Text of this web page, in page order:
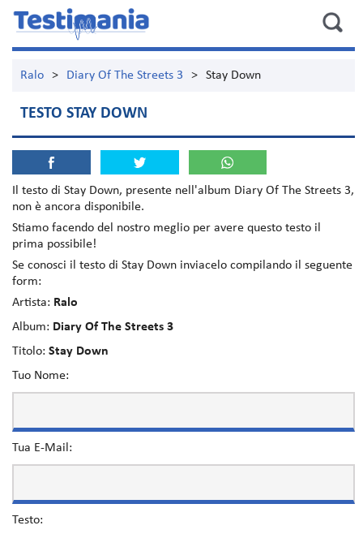
Ralo > Diary Of The Streets 3 > Stay Down
TESTO STAY DOWN
Il testo di Stay Down, presente nell'album Diary Of The Streets 3,
non è ancora disponibile.
Stiamo facendo del nostro meglio per avere questo testo il
prima possibile!
Se conosci il testo di Stay Down inviacelo compilando il seguente
form:
Artista: Ralo
Album: Diary Of The Streets 3
Titolo: Stay Down
Tuo Nome:
Tua E-Mail:
Testo: